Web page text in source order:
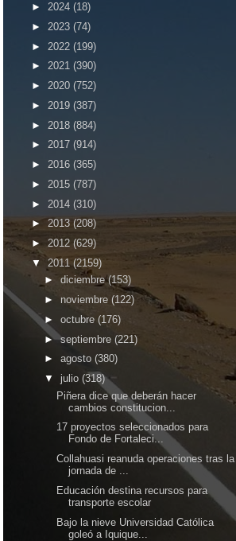
► 2024 (18)
► 2023 (74)
► 2022 (199)
► 2021 (390)
► 2020 (752)
► 2019 (387)
► 2018 (884)
► 2017 (914)
► 2016 (365)
► 2015 (787)
► 2014 (310)
► 2013 (208)
► 2012 (629)
▼ 2011 (2159)
► diciembre(153)
► noviembre (122)
► octubre (176)
►septiembre (221)
► agosto (380)
▼ julio (318)
Piñera dice que deberán hacer
cambios constitucion...
17 proyectos seleccionados para
Fondo de Fortaleci...
Collahuasi reanuda operaciones tras la
jornada de ...
Educación destina recursos para
transporte escolar
Bajo la nieve Universidad Católica
goleó a Iquique...